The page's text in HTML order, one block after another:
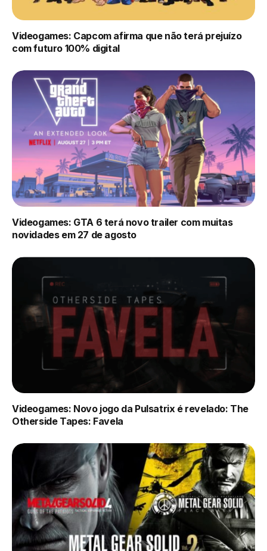
Videogames: Capcom afirma que não terá prejuízo
com futuro 100% digital
Videogames: GTA 6 terá novo trailer com muitas
novidades em 27 de agosto
Videogames: Novo jogo da Pulsatrix é revelado: The
Otherside Tapes: Favela